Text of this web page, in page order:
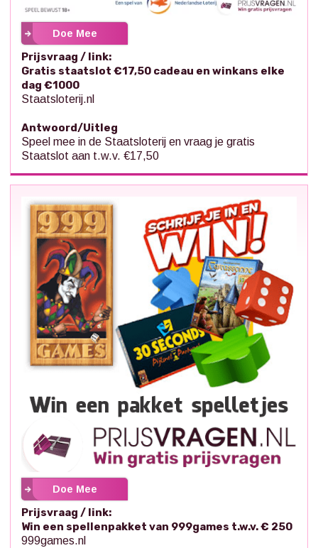
Doe Mee
Prijsvraag / link:
Gratis staatslot €17,50 cadeau en winkans elke
dag €1000
Staatsloterij.nl
Antwoord/Uitleg
Speel mee in de Staatsloterij en vraag je gratis
Staatslot aan t.w.v. €17,50
Doe Mee
Prijsvraag / link:
Win een spellenpakket van 999games t.w.v. € 250
999games.nl